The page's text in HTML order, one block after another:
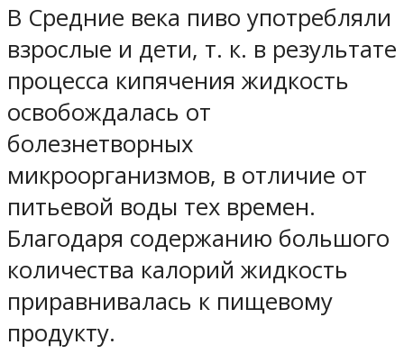
В Средние века пиво употребляли
взрослые и дети, т. к. в результате
процесса кипячения жидкость
освобождалась от
болезнетворных
микроорганизмов, в отличие от
питьевой воды тех времен.
Благодаря содержанию большого
количества калорий жидкость
приравнивалась к пищевому
продукту.